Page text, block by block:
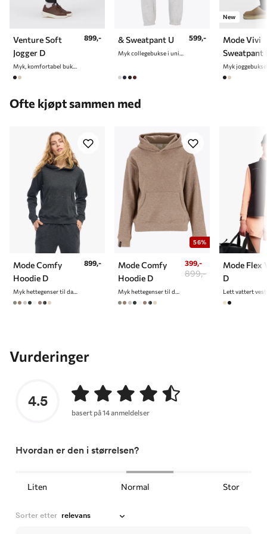
Venture Soft
Jogger D
Myk, komfortabel bukse til dame
899,- & Sweatpant U
Myk collegebukse i unisex
599,-
New
Mode Vivi
Sweatpant
Ofte kjøpt sammen med
Mode Comfy
Hoodie D
Myk hettegenser til dame
899,-
56%
Mode Comfy
Hoodie D
Myk hettegenser til dame
399,-
899,-
Mode Flex
D
Vurderinger
4.5
basert på 14 anmeldelser
Hvordan er den i størrelsen?
Liten Normal Stor
Sorter etter